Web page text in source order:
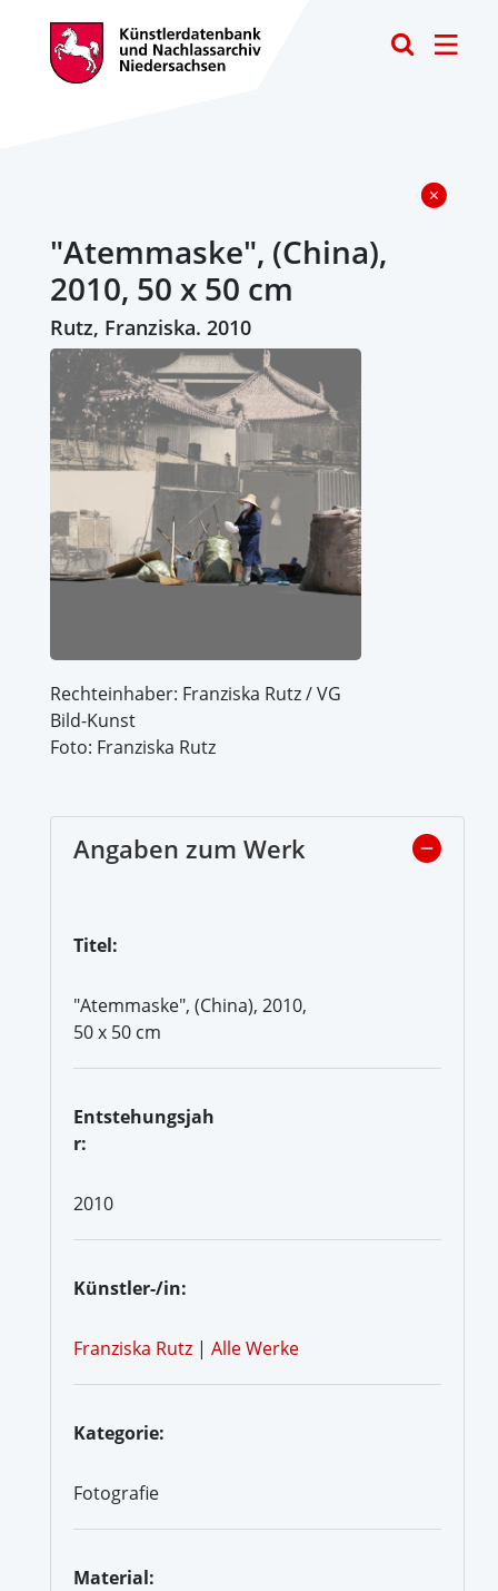
"Atemmaske", (China),
2010, 50 x 50 cm
Rutz, Franziska. 2010
Rechteinhaber: Franziska Rutz / VG
Bild-Kunst
Foto: Franziska Rutz
Angaben zum Werk
Titel:
"Atemmaske", (China), 2010,
50 x 50 cm
Entstehungsjah
r:
2010
Künstler-/in:
Franziska Rutz | Alle Werke
Kategorie:
Fotografie
Material: